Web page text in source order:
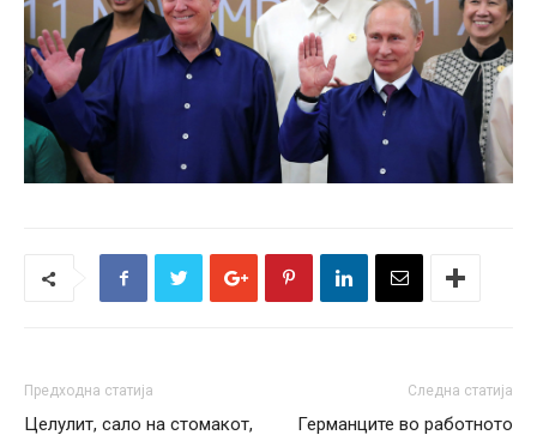
Предходна статија
Целулит, сало на стомакот,
Следна статија
Германците во работното